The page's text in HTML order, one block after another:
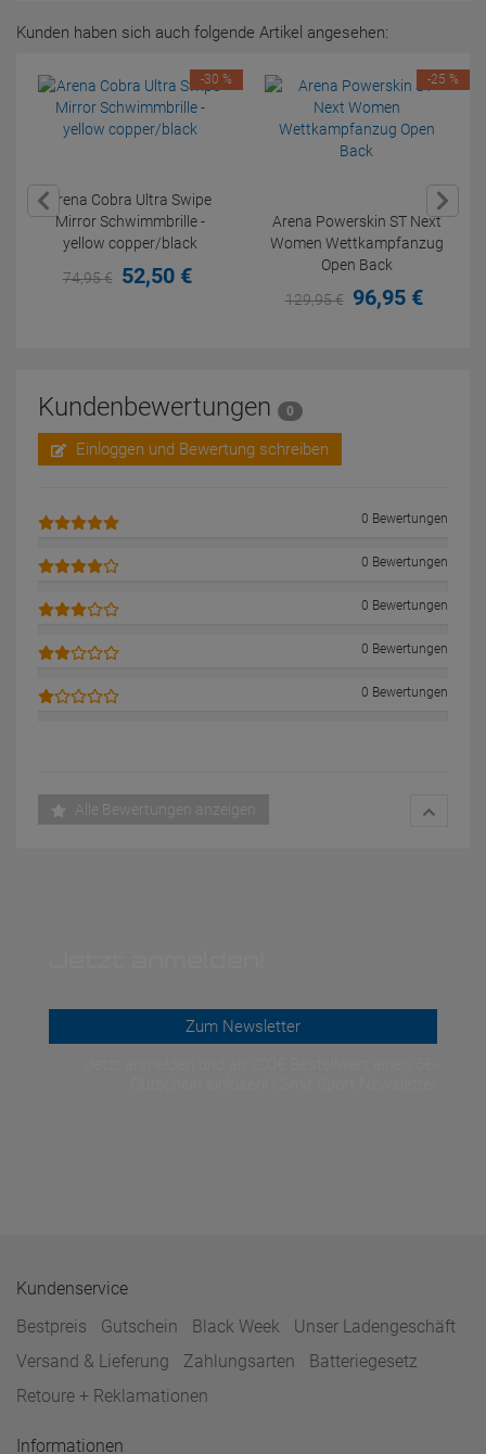
Kunden haben sich auch folgende Artikel angesehen:
Arena Cobra Ultra Swipe
Mirror Schwimmbrille -
yellow copper/black
74,95€ 52,50 €
-30 %
Arena Powerskin ST Next
Women Wettkampfanzug
Open Back
129,95€ 96,95 €
-25 %
Kundenbewertungen 0
Einloggen und Bewertung schreiben
0 Bewertungen
0 Bewertungen
0 Bewertungen
0 Bewertungen
0 Bewertungen
Alle Bewertungen anzeigen
Zum Newsletter
Kundenservice
Bestpreis
Gutschein Black Week
Unser Ladengeschäft
Versand & Lieferung
Zahlungsarten
Batteriegesetz
Retoure + Reklamationen
Informationen